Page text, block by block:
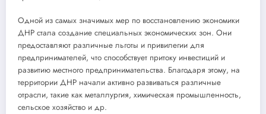
Одной из самых значимых мер по восстановлению экономики
ДНР стала создание специальных экономических зон. Они
предоставляют различные льготы и привилегии для
предпринимателей, что способствует притоку инвестиций и
развитию местного предпринимательства. Благодаря этому, на
территории ДНР начали активно развиваться различные
отрасли, такие как металлургия, химическая промышленность,
сельское хозяйство и др.